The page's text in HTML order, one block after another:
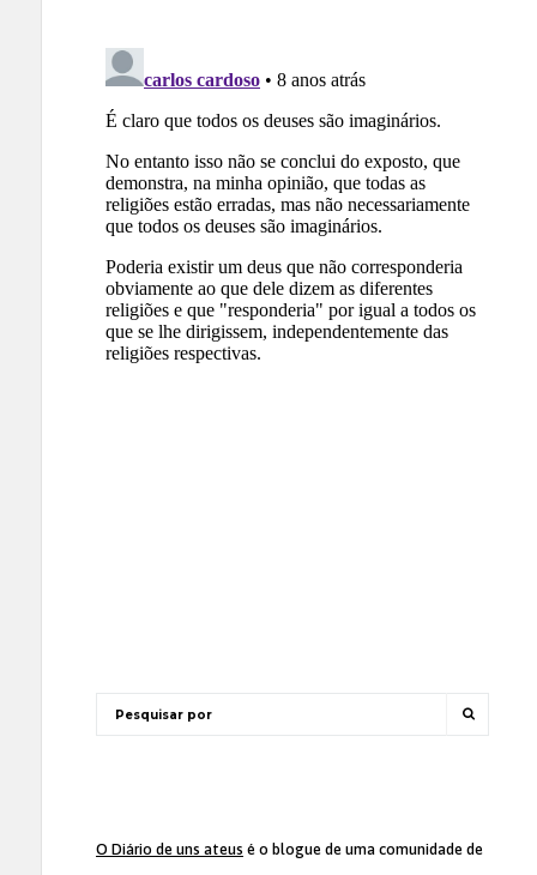
O Diário de uns ateus é o blogue de uma comunidade de